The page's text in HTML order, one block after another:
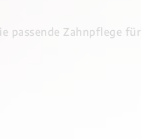
passende Zahnpflege für